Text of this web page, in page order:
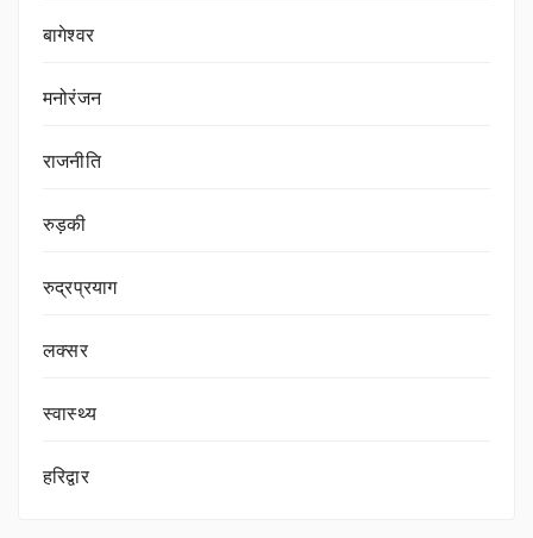
बागेश्वर
मनोरंजन
राजनीति
रुड़की
रुद्रप्रयाग
लक्सर
स्वास्थ्य
हरिद्वार